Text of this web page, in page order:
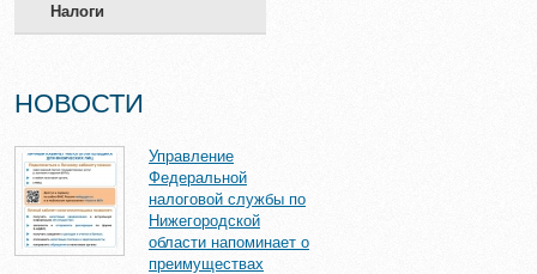
Налоги
НОВОСТИ
Управление
Федеральной
налоговой службы по
Нижегородской
области напоминает о
преимуществах